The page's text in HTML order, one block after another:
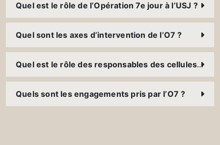
Quel est le rôle de l’Opération 7e jour à l’USJ ?
Quel sont les axes d’intervention de l’O7 ?
Quel est le rôle des responsables des cellules O7 ?
Quels sont les engagements pris par l’O7 ?